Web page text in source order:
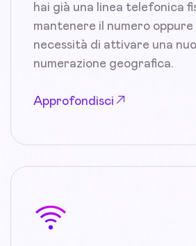
hai già una linea telefonica
mantenere il numero oppure
necessità di attivare una
numerazione geografica.
Approfondisci